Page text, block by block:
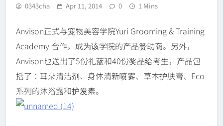
0343cha Apr 11, 2014 0 1 Mins
Anvison正式与宠物美容学院Yuri Grooming & Training
Academy 合作，成为该学院的产品赞助商。另外，
Anvison也送出了5份礼蓝和40份奖品给考生，产品包
括了：耳朵清洁剂、身体清新喷雾、草本护肤膏、Eco
系列的沐浴露和护发素。